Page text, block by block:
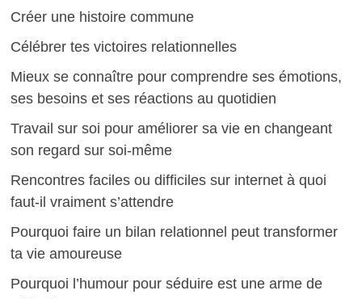
Créer une histoire commune
Célébrer tes victoires relationnelles
Mieux se connaître pour comprendre ses émotions,
ses besoins et ses réactions au quotidien
Travail sur soi pour améliorer sa vie en changeant
son regard sur soi-même
Rencontres faciles ou difficiles sur internet à quoi
faut-il vraiment s’attendre
Pourquoi faire un bilan relationnel peut transformer
ta vie amoureuse
Pourquoi l’humour pour séduire est une arme de